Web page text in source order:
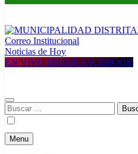
MUNICIPALIDAD DISTRITAL
Construyendo una nueva Historia
Correo Institucional
Noticias de Hoy
EN VIVO DESDE FACEBOOK
Buscar:
Menu